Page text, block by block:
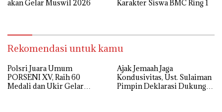
akan Gelar Muswil 2026
Karakter Siswa BMC Ring 1
Rekomendasi untuk kamu
Polsri Juara Umum
PORSENI XV, Raih 60
Medali dan Ukir Gelar
Ajak Jemaah Jaga
Kondusivitas, Ust. Sulaiman
Pimpin Deklarasi Dukung